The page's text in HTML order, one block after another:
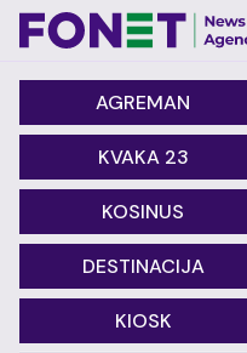
AGREMAN
KVAKA 23
KOSINUS
DESTINACIJA
KIOSK